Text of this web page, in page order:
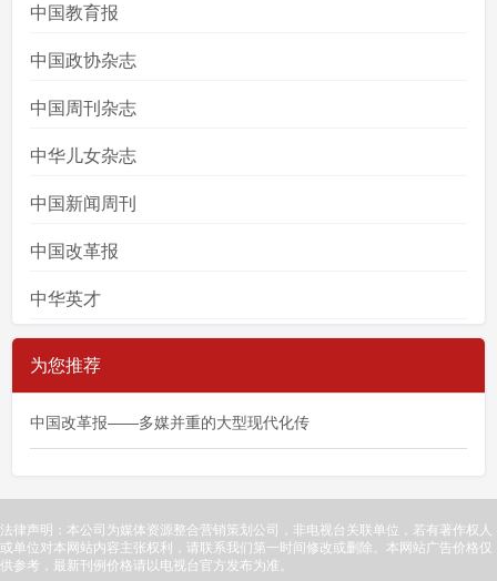
中国教育报
中国政协杂志
中国周刊杂志
中华儿女杂志
中国新闻周刊
中国改革报
中华英才
为您推荐
中国改革报——多媒并重的大型现代化传
法律声明：本公司为媒体资源整合营销策划公司，非电视台关联单位，若有著作权人
或单位对本网站内容主张权利，请联系我们第一时间修改或删除。本网站广告价格仅
供参考，最新刊例价格请以电视台官方发布为准。